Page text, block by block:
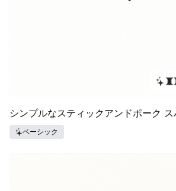
シンプルなスティックアンドポーク
ベーシック